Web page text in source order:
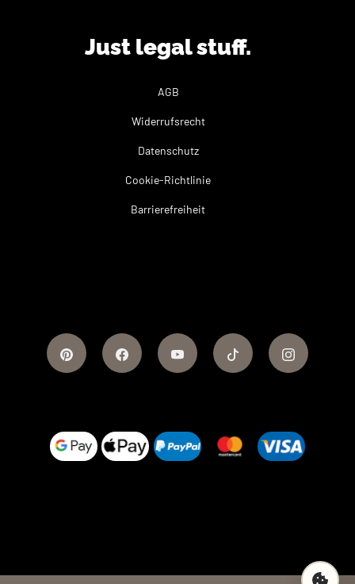
Just legal stuff.
AGB
Widerrufsrecht
Datenschutz
Cookie-Richtlinie
Barrierefreiheit